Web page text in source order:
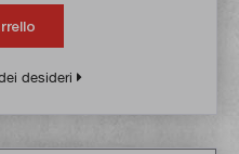
desideri